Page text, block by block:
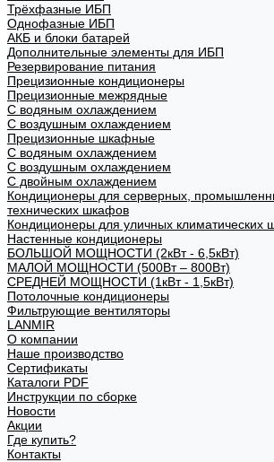
Трёхфазные ИБП
Однофазные ИБП
АКБ и блоки батарей
Дополнительные элементы для ИБП
Резервирование питания
Прецизионные кондиционеры
Прецизионные межрядные
С водяным охлаждением
С воздушным охлаждением
Прецизионные шкафные
С водяным охлаждением
С воздушным охлаждением
С двойным охлаждением
Кондиционеры для серверных,
технических шкафов
Кондиционеры для уличных климатических
Настенные кондиционеры
БОЛЬШОЙ МОЩНОСТИ (2кВт - 6,5кВт)
МАЛОЙ МОЩНОСТИ (500Вт – 800Вт)
СРЕДНЕЙ МОЩНОСТИ (1кВт - 1,5кВт)
Потолочные кондиционеры
Фильтрующие вентиляторы
LANMIR
О компании
Наше производство
Сертификаты
Каталоги PDF
Инструкции по сборке
Новости
Акции
Где купить?
Контакты